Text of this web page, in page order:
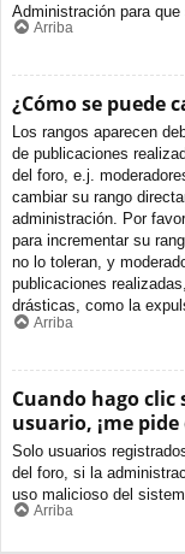
Administración para que
Arriba
¿Cómo se puede
Los rangos aparecen
de publicaciones
del foro, e.j.
cambiar su rango
administración. Por
para incrementar su
no lo toleran, y
publicaciones
drásticas, como la
Arriba
Cuando hago clic
usuario, ¡me
Solo usuarios
del foro, si la
uso malicioso del
Arriba